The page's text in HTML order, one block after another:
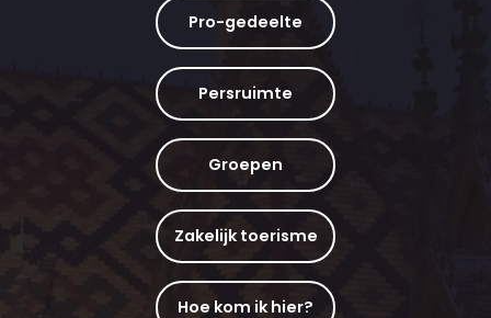
Pro-gedeelte
Persruimte
Groepen
Zakelijk toerisme
Hoe kom ik hier?